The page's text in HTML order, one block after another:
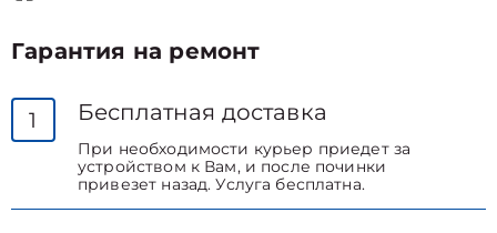
Гарантия на ремонт
1 Бесплатная доставка
При необходимости курьер приедет за
устройством к Вам, и после починки
привезет назад. Услуга бесплатна.